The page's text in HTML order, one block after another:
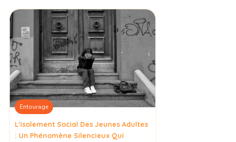
Entourage
L'isolement Social Des Jeunes Adultes
: Un Phénomène Silencieux Qui